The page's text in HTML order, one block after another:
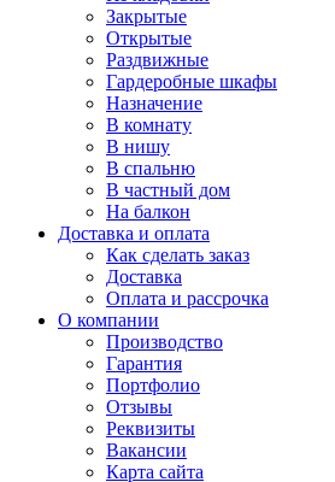
Закрытые
Открытые
Раздвижные
Гардеробные шкафы
Назначение
В комнату
В нишу
В спальню
В частный дом
На балкон
Доставка и оплата
Как сделать заказ
Доставка
Оплата и рассрочка
О компании
Производство
Гарантия
Портфолио
Отзывы
Реквизиты
Вакансии
Карта сайта